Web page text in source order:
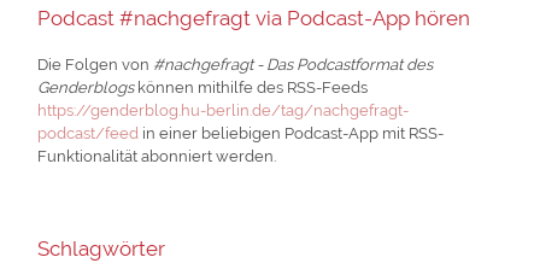
Podcast #nachgefragt via Podcast-App hören
Die Folgen von #nachgefragt - Das Podcastformat des
Genderblogskönnen mithilfe des RSS-Feeds
https://genderblog.hu-berlin.de/tag/nachgefragt-
podcast/feed in einer beliebigen Podcast-App mit RSS-
Funktionalität abonniert werden.
Schlagwörter